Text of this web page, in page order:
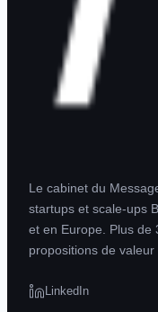
Le cabinet du
startups et scale-ups
et en Europe. Plus de
propositions de valeur
LinkedIn